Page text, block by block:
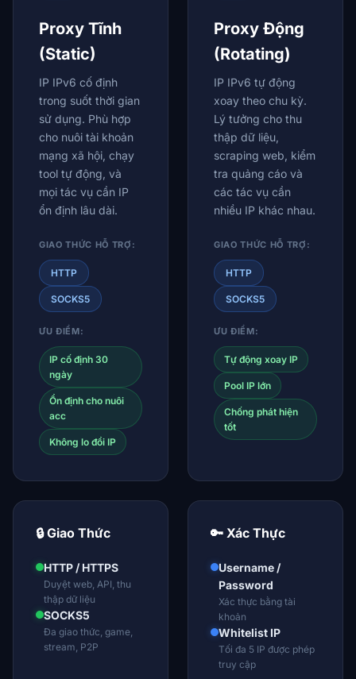
Proxy Tĩnh
(Static)
IP IPv6 cố định
trong suốt thời gian
sử dụng. Phù hợp
cho nuôi tài khoản
mạng xã hội, chạy
tool tự động, và
mọi tác vụ cần IP
ổn định lâu dài.
GIAO THỨC HỖ TRỢ:
HTTP
SOCKS5
ƯU ĐIỂM:
IP cố định 30
ngày
Ổn định cho nuôi
acc
Không lo đổi IP
Proxy Động
(Rotating)
IP IPv6 tự động
xoay theo chu kỳ.
Lý tưởng cho thu
thập dữ liệu,
scraping web, kiểm
tra quảng cáo và
các tác vụ cần
nhiều IP khác nhau.
GIAO THỨC HỖ TRỢ:
HTTP
SOCKS5
ƯU ĐIỂM:
Tự động xoay IP
Pool IP lớn
Chống phát hiện
tốt
🔒 Giao Thức
HTTP / HTTPS
Duyệt web, API, thu
thập dữ liệu
SOCKS5
Đa giao thức, game,
stream, P2P
🔑 Xác Thực
Username /
Password
Xác thực bằng tài
khoản
Whitelist IP
Tối đa 5 IP được phép
truy cập